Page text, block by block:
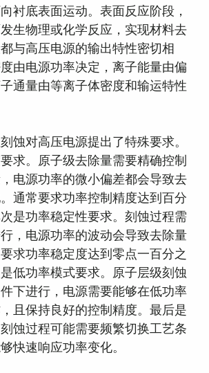
衬底表面运动。表面反应阶段，
生物理或化学反应，实现材料去
与高压电源的输出特性密切相
由电源功率决定，离子能量由偏
通量由等离子体密度和输运特性
蚀对高压电源提出了特殊要求。
求。原子级去除量需要精确控制
电源功率的微小偏差都会导致去
通常要求功率控制精度达到百分
是功率稳定性要求。刻蚀过程需
，电源功率的波动会导致去除量
求功率稳定度达到零点一百分之
低功率模式要求。原子层级刻蚀
下进行，电源需要能够在低功率
且保持良好的控制精度。最后是
蚀过程可能需要频繁切换工艺条
快速响应功率变化。